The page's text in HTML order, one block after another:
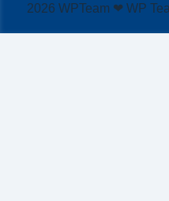
2026 WPTeam ❤ WP